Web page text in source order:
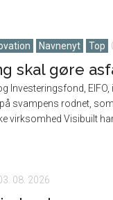
Navnenyt Top
skal gøre
Investeringsfond,
svampens rodnet,
virksomhed Visibuilt har
08. 2026